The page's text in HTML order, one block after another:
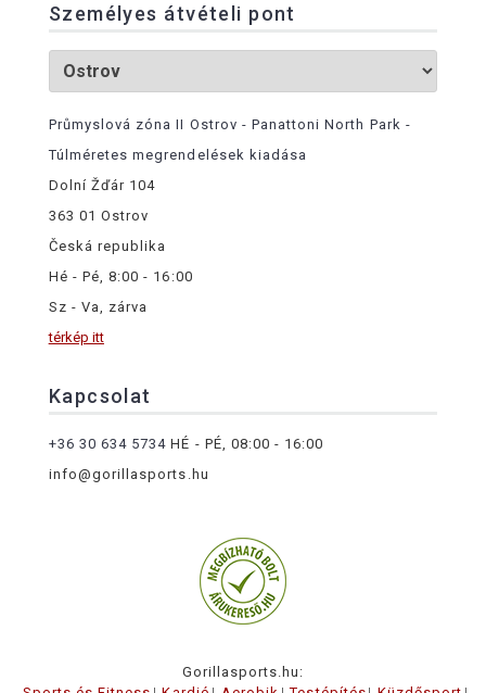
Személyes átvételi pont
Průmyslová zóna II Ostrov - Panattoni North Park -
Túlméretes megrendelések kiadása
Dolní Žďár 104
363 01 Ostrov
Česká republika
Hé - Pé, 8:00 - 16:00
Sz - Va, zárva
térkép itt
Kapcsolat
+36 30 634 5734 HÉ - PÉ, 08:00 - 16:00
info@gorillasports.hu
Gorillasports.hu: